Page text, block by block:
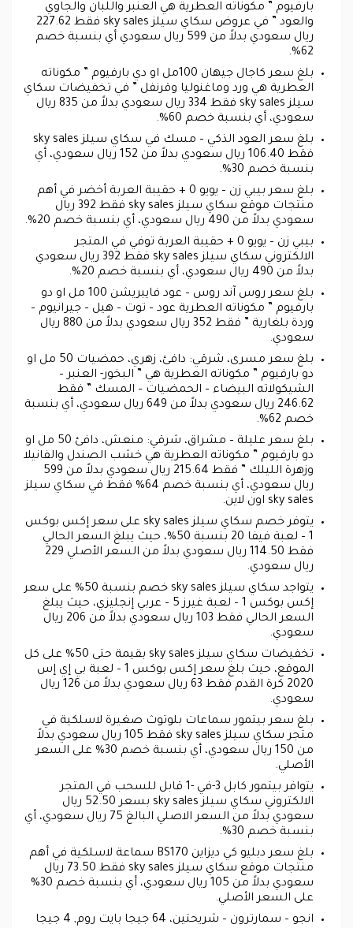
بارفيوم ” مكوناته العطرية هي العنبر واللبان والجاوي
والعود ” في عروض سكاي سيلز sky sales فقط 227.62
ريال سعودي بدلاً من 599 ريال سعودي أي بنسبة خصم
62%.
بلغ سعر كاجال جيهان 100مل او دي بارفيوم ” مكوناته
العطرية هي ورد وماغنوليا وقرنفل ” في تخفيضات سكاي
سيلز sky sales فقط 334 ريال سعودي بدلاً من 835 ريال
سعودي، أي بنسبة خصم 60%.
بلغ سعر العود الذكي – مسك في سكاي سيلز sky sales
فقط 106.40 ريال سعودي بدلاً من 152 ريال سعودي، أي
بنسبة خصم 30%.
بلغ سعر بيبي زن – يويو 0 + حقيبة العربة أخضر في أهم
منتجات موقع سكاي سيلز sky sales فقط 392 ريال
سعودي بدلاً من 490 ريال سعودي، أي بنسبة خصم 20%.
بيبي زن – يويو 0 + حقيبة العربة توفي في المتجر
الالكتروني سكاي سيلز sky sales فقط 392 ريال سعودي
بدلاً من 490 ريال سعودي، أي بنسبة خصم 20%.
بلغ سعر روس آند روس – عود فايبريشن 100 مل او دو
بارفيوم ” مكوناته العطرية عود – توت – هيل – جيرانيوم –
وردة بلغارية ” فقط 352 ريال سعودي بدلاً من 880 ريال
سعودي.
بلغ سعر مسرى، شرقي: دافئ، زهري، حمضيات 50 مل او
دو بارفيوم ” مكوناته العطرية هي ” البخور- العنبر –
الشيكولاته البيضاء – الحمضيات – المسك ” فقط
246.62 ريال سعودي بدلاً من 649 ريال سعودي، أي بنسبة
خصم 62%.
بلغ سعر عليلة – مشراق، شرقي: منعش، دافئ 50 مل او
دو بارفيوم ” مكوناته العطرية هي خشب الصندل والفانيلا
وزهرة الليلك ” فقط 215.64 ريال سعودي بدلاً من 599
ريال سعودي، أي بنسبة خصم 64% فقط في سكاي سيلز
sky sales اون لاين.
يتوفر خصم سكاي سيلز sky sales على سعر إكس بوكس
1 – لعبة فيفا 20 بنسبة 50%، حيث يبلغ السعر الحالي
فقط 114.50 ريال سعودي بدلاً من السعر الأصلي 229
ريال سعودي.
يتواجد سكاي سيلز sky sales خصم بنسبة 50% على سعر
إكس بوكس 1 – لعبة غيرز 5 – عربي إنجليزي، حيث يبلغ
السعر الحالي فقط 103 ريال سعودي بدلاً من 206 ريال
سعودي.
تخفيضات سكاي سيلز sky sales بقيمة حتى 50% على كل
الموقع، حيث بلغ سعر إكس بوكس 1 – لعبة بي إي إس
2020 كرة القدم فقط 63 ريال سعودي بدلاً من 126 ريال
سعودي.
بلغ سعر بيتمور سماعات بلوتوث صغيرة لاسلكية في
متجر سكاي سيلز sky sales فقط 105 ريال سعودي بدلاً
من 150 ريال سعودي، أي بنسبة خصم 30% على السعر
الأصلي.
يتوافر بيتمور كابل 3-في -1 قابل للسحب في المتجر
الالكتروني سكاي سيلز sky sales بسعر 52.50 ريال
سعودي بدلاً من السعر الاصلي البالغ 75 ريال سعودي، أي
بنسبة خصم 30%.
بلغ سعر دبليو كي ديزاين BS170 سماعة لاسلكية في أهم
منتجات موقع سكاي سيلز sky sales فقط 73.50 ريال
سعودي بدلاً من 105 ريال سعودي، أي بنسبة خصم 30%
على السعر الأصلي.
انجو – سمارترون – شريحتين، 64 جيجا بايت روم, 4 جيجا